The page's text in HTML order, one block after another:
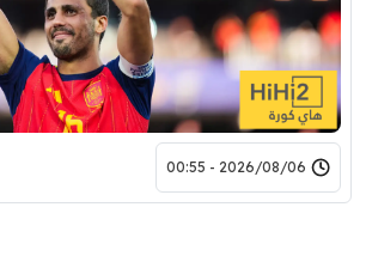
2026/08/06 - 00:55